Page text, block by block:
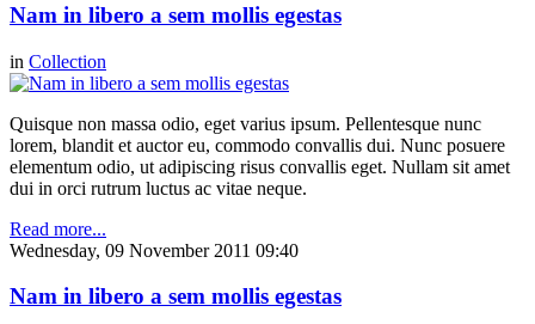
Nam in libero a sem mollis egestas
in Collection
Quisque non massa odio, eget varius ipsum. Pellentesque nunc
lorem, blandit et auctor eu, commodo convallis dui. Nunc posuere
elementum odio, ut adipiscing risus convallis eget. Nullam sit amet
dui in orci rutrum luctus ac vitae neque.
Read more...
Wednesday, 09 November 2011 09:40
Nam in libero a sem mollis egestas